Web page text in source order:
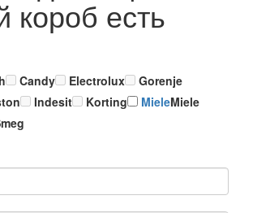
короб есть
Candy Electrolux
Gorenje
Indesit Korting MieleMiele